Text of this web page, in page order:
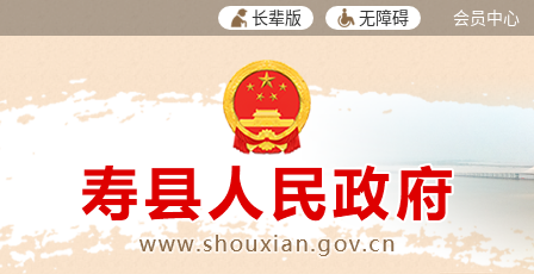
长辈版 无障碍 会员中心